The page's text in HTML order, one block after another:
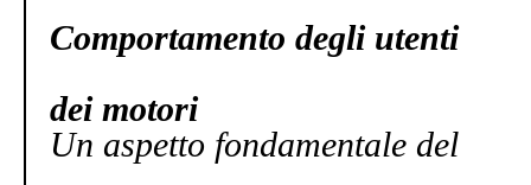
Comportamento degli utenti
dei motori
Un aspetto fondamentale del